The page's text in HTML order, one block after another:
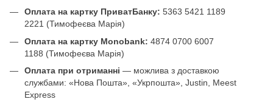
Оплата на картку ПриватБанку: 5363 5421 1189
2221 (Тимофеєва Марія)
Оплата на картку Monobank: 4874 0700 6007
1188 (Тимофеєва Марія)
Оплата при отриманні — можлива з доставкою
службами: «Нова Пошта», «Укрпошта», Justin, Meest
Express